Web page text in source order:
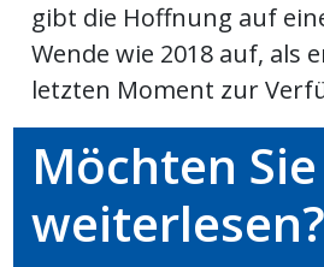
gibt die Hoffnung auf
Wende wie 2018 auf, als
letzten Moment zur
Möchten Sie
weiterlesen?